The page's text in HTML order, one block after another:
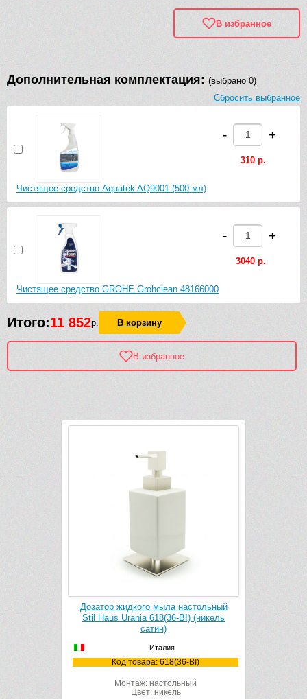
В избранное
Дополнительная комплектация: (выбрано 0)
Сбросить выбранное
Чистящее средство Aquatek AQ9001 (500 мл)
- +
310 р.
Чистящее средство GROHE Grohclean 48166000
- +
3040 р.
Итого:11 852р. В корзину
В избранное
Дозатор жидкого мыла настольный
Stil Haus Urania 618(36-BI) (никель
сатин)
Италия
Код товара: 618(36-BI)
Монтаж: настольный
Цвет: никель